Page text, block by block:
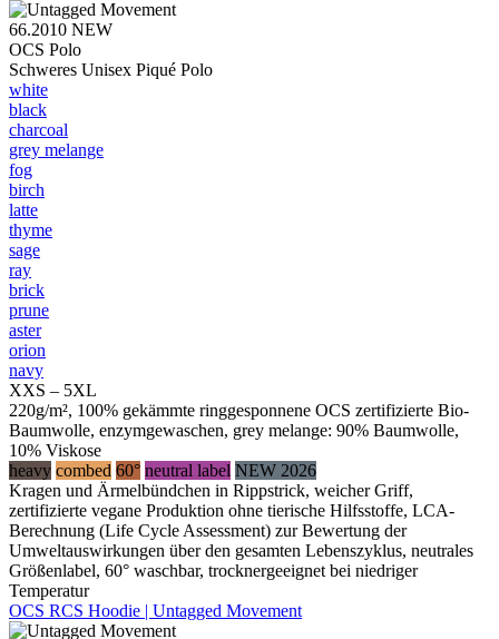
66.2010 NEW
OCS Polo
Schweres Unisex Piqué Polo
white
black
charcoal
grey melange
fog
birch
latte
thyme
sage
ray
brick
prune
aster
orion
navy
XXS – 5XL
220g/m², 100% gekämmte ringgesponnene OCS zertifizierte Bio-
Baumwolle, enzymgewaschen, grey melange: 90% Baumwolle,
10% Viskose
heavy combed 60° neutral label NEW 2026
Kragen und Ärmelbündchen in Rippstrick, weicher Griff,
zertifizierte vegane Produktion ohne tierische Hilfsstoffe, LCA-
Berechnung (Life Cycle Assessment) zur Bewertung der
Umweltauswirkungen über den gesamten Lebenszyklus, neutrales
Größenlabel, 60° waschbar, trocknergeeignet bei niedriger
Temperatur
OCS RCS Hoodie | Untagged Movement